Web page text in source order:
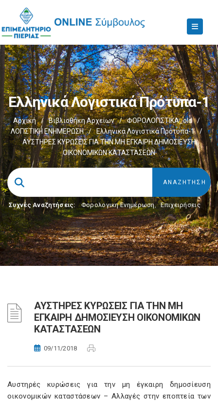
Ελληνικά Λογιστικά Πρότυπα-1
Αρχική / Βιβλιοθήκη Αρχείων / ΦΟΡΟΛΟΓΙΣΤΙΚΑ_old
/
ΛΟΓΙΣΤΙΚΗ ΕΝΗΜΕΡΩΣΗ
/ Ελληνικά Λογιστικά Πρότυπα-1
/
ΑΥΣΤΗΡΕΣ ΚΥΡΩΣΕΙΣ ΓΙΑ ΤΗΝ ΜΗ ΕΓΚΑΙΡΗ ΔΗΜΟΣΙΕΥΣΗ
ΟΙΚΟΝΟΜΙΚΩΝ ΚΑΤΑΣΤΑΣΕΩΝ
Συχνές Αναζητήσεις: Φορολογικη Ενημέρωση, Επιχειρήσεις
ΑΥΣΤΗΡΕΣ ΚΥΡΩΣΕΙΣ ΓΙΑ ΤΗΝ ΜΗ
ΕΓΚΑΙΡΗ ΔΗΜΟΣΙΕΥΣΗ ΟΙΚΟΝΟΜΙΚΩΝ
ΚΑΤΑΣΤΑΣΕΩΝ
09/11/2018
Αυστηρές κυρώσεις για την μη έγκαιρη δημοσίευση
οικονομικών καταστάσεων – Αλλαγές στην εποπτεία των